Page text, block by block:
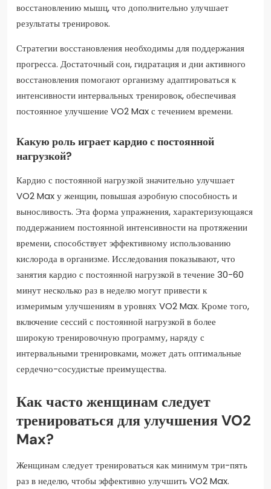
восстановлению мышц, что дополнительно улучшает
результаты тренировок.
Стратегии восстановления необходимы для поддержания
прогресса. Достаточный сон, гидратация и дни активного
восстановления помогают организму адаптироваться к
интенсивности интервальных тренировок, обеспечивая
постоянное улучшение VO2 Max с течением времени.
Какую роль играет кардио с постоянной
нагрузкой?
Кардио с постоянной нагрузкой значительно улучшает
VO2 Max у женщин, повышая аэробную способность и
выносливость. Эта форма упражнения, характеризующаяся
поддержанием постоянной интенсивности на протяжении
времени, способствует эффективному использованию
кислорода в организме. Исследования показывают, что
занятия кардио с постоянной нагрузкой в течение 30-60
минут несколько раз в неделю могут привести к
измеримым улучшениям в уровнях VO2 Max. Кроме того,
включение сессий с постоянной нагрузкой в более
широкую тренировочную программу, наряду с
интервальными тренировками, может дать оптимальные
сердечно-сосудистые преимущества.
Как часто женщинам следует
тренироваться для улучшения VO2
Max?
Женщинам следует тренироваться как минимум три-пять
раз в неделю, чтобы эффективно улучшить VO2 Max.